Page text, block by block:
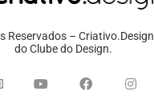
Reservados –
do Clube do Design.